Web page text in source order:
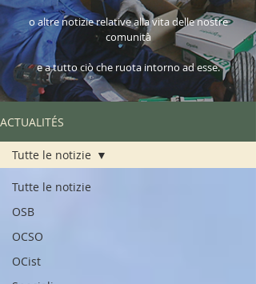
o altre notizie relative alla vita delle nostre
comunità
e a tutto ciò che ruota intorno ad esse.
ACTUALITÉS
Tutte le notizie
OSB
OCSO
OCist
Tutte le notizie